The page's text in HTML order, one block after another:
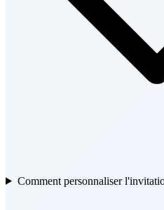
Comment personnaliser